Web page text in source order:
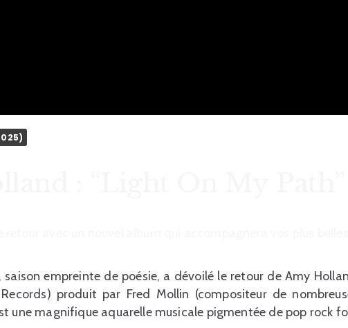
saison empreinte de poésie, a dévoilé le retour de Amy
produit par Fred Mollin (compositeur de
une magnifique aquarelle musicale pigmentée de pop rock